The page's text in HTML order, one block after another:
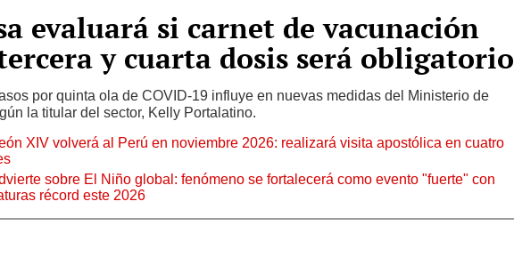
evaluará si carnet de vacunación
y cuarta dosis será obligatorio
por quinta ola de COVID-19 influye en nuevas medidas del Ministerio de
la titular del sector, Kelly Portalatino.
XIV volverá al Perú en noviembre 2026: realizará visita apostólica en cuatro
sobre El Niño global: fenómeno se fortalecerá como evento "fuerte" con
récord este 2026